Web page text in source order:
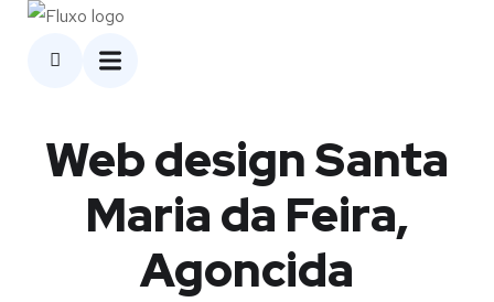
Web design Santa
Maria da Feira,
Agoncida